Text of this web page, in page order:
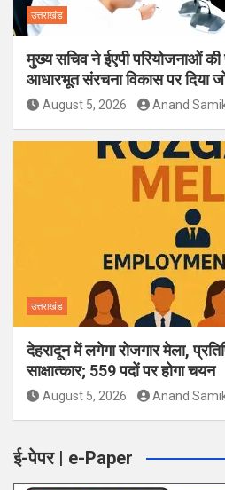
उत्तराखंड
मुख्य सचिव ने ईएपी परियोजनाओं की
आधारभूत संरचना विकास पर दिया
August 5, 2026 Anand
उत्तराखंड
देहरादून में लगेगा रोजगार मेला,
साक्षात्कार; 559 पदों पर होगा चयन
August 5, 2026 Anand
ई-पेपर | e-Paper